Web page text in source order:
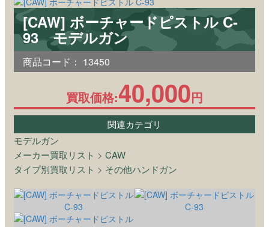
[CAW] ボーチャードピストル C-
93 モデルガン
商品コード： 13450
買取価格:40,000円
関連カテゴリ
モデルガン
メーカー買取リスト > CAW
タイプ別買取リスト > その他ハンドガン